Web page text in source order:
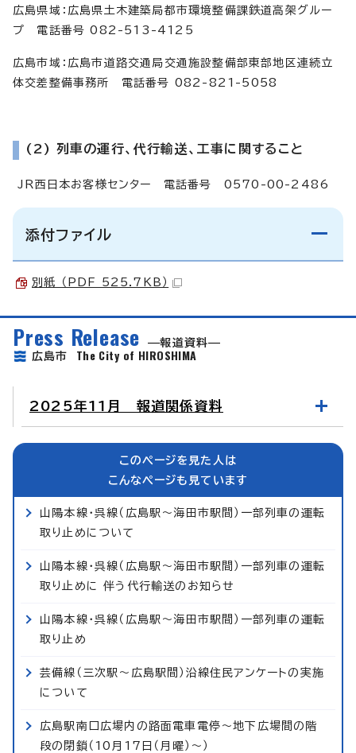
広島県域：広島県土木建築局都市環境整備課鉄道高架グルー
プ 電話番号 082-513-4125
広島市域：広島市道路交通局交通施設整備部東部地区連続立
体交差整備事務所 電話番号 082-821-5058
(2) 列車の運行、代行輸送、工事に関すること
JR西日本お客様センター 電話番号 0570-00-2486
添付ファイル
別紙 （PDF 525.7KB）
Press Release
報道資料
広島市 The City of HIROSHIMA
2025年11月 報道関係資料
このページを見た人は
こんなページも見ています
山陽本線・呉線（広島駅～海田市駅間）一部列車の運転
取り止めについて
山陽本線・呉線（広島駅～海田市駅間）一部列車の運転
取り止めに 伴う代行輸送のお知らせ
山陽本線・呉線（広島駅～海田市駅間）一部列車の運転
取り止め
芸備線（三次駅～広島駅間）沿線住民アンケートの実施
について
広島駅南口広場内の路面電車電停～地下広場間の階
段の閉鎖（10月17日（月曜）～）